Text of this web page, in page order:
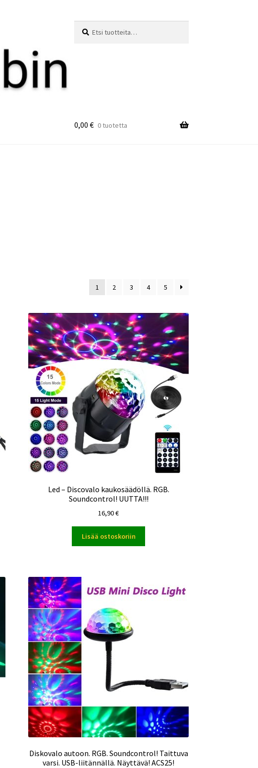
0,00 € 0 tuotetta
1 2 3 4 5
Led – Discovalo kaukosäädöllä. RGB.
Soundcontrol! UUTTA!!!
16,90€
Lisää ostoskoriin
Diskovalo autoon. RGB. Soundcontrol! Taittuva
varsi. USB-liitännällä. Näyttävä! ACS25!